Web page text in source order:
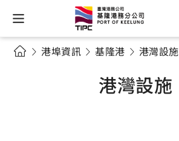
港埠資訊 基隆港 港灣設施
港灣設施